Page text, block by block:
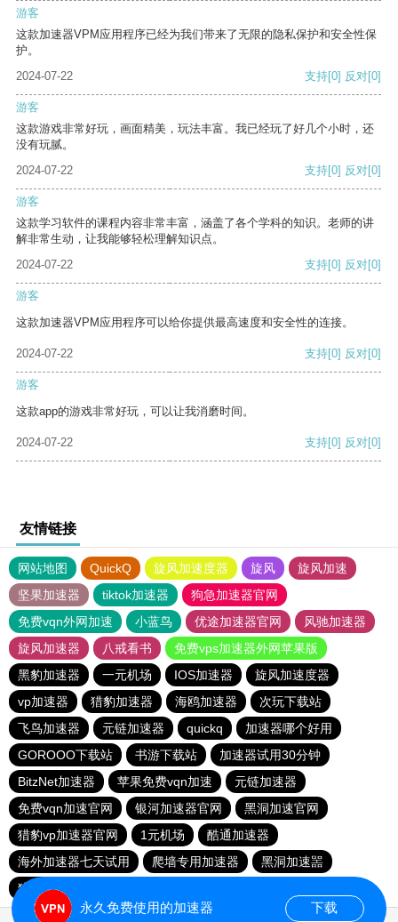
游客
这款加速器VPM应用程序已经为我们带来了无限的隐私保护和安全性保
护。
2024-07-22
支持[0] 反对[0]
游客
这款游戏非常好玩，画面精美，玩法丰富。我已经玩了好几个小时，还
没有玩腻。
2024-07-22
支持[0] 反对[0]
游客
这款学习软件的课程内容非常丰富，涵盖了各个学科的知识。老师的讲
解非常生动，让我能够轻松理解知识点。
2024-07-22
支持[0] 反对[0]
游客
这款加速器VPM应用程序可以给你提供最高速度和安全性的连接。
2024-07-22 支持[0] 反对[0]
游客
这款app的游戏非常好玩，可以让我消磨时间。
2024-07-22 支持[0] 反对[0]
友情链接
网站地图 QuickQ 旋风加速度器 旋风
旋风加速
坚果加速器
tiktok加速器
狗急加速器官网
免费vqn外网加速
小蓝鸟 优途加速器官网
风驰加速器
旋风加速器
八戒看书
免费vps加速器外网苹果版
黑豹加速器
一元机场 IOS加速器
旋风加速度器
vp加速器
猎豹加速器 海鸥加速器
次玩下载站
飞鸟加速器
元链加速器 quickq
加速器哪个好用
GOROOO下载站
书游下载站
加速器试用30分钟
BitzNet加速器
苹果免费vqn加速
元链加速器
免费vqn加速官网
银河加速器官网
黑洞加速官网
猎豹vp加速器官网
1元机场
酷通加速器
海外加速器七天试用
爬墙专用加速器
黑洞加速噐
猎豹加速器官网
永久免费使用的加速器 下载